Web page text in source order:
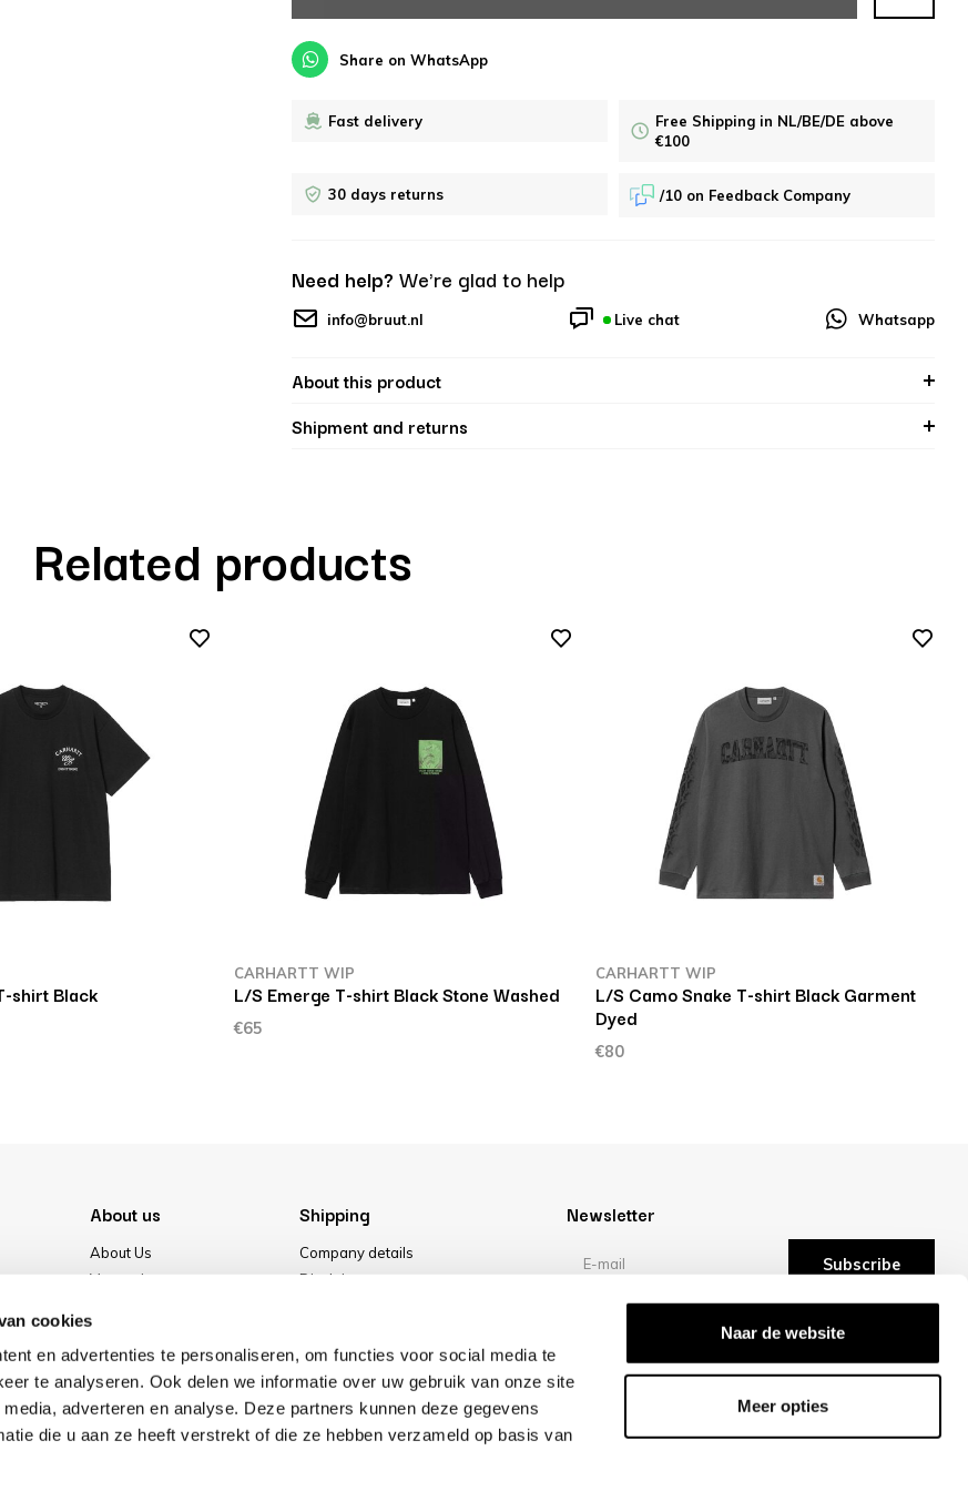
cookies
en advertenties te personaliseren, om functies voor social media te
te analyseren. Ook delen we informatie over uw gebruik van onze site
adverteren en analyse. Deze partners kunnen deze gegevens
die u aan ze heeft verstrekt of die ze hebben verzameld op basis van
Naar de website
Meer opties
Share on WhatsApp
Fast delivery
Free Shipping in NL/BE/DE above
€100
30 days returns /10 on Feedback Company
Need help? We're glad to help
info@bruut.nl Live chat Whatsapp
About this product
Shipment and returns
Related products
shirt Black
CARHARTT WIP
L/S Emerge T-shirt Black Stone Washed
€65
CARHARTT WIP
L/S Camo Snake T-shirt Black Garment
Dyed
€80
About us
About Us
Vacancies
Our store
Shipping
Company details
Disclaimer
Cookies
Newsletter
Subscribe
/10 -